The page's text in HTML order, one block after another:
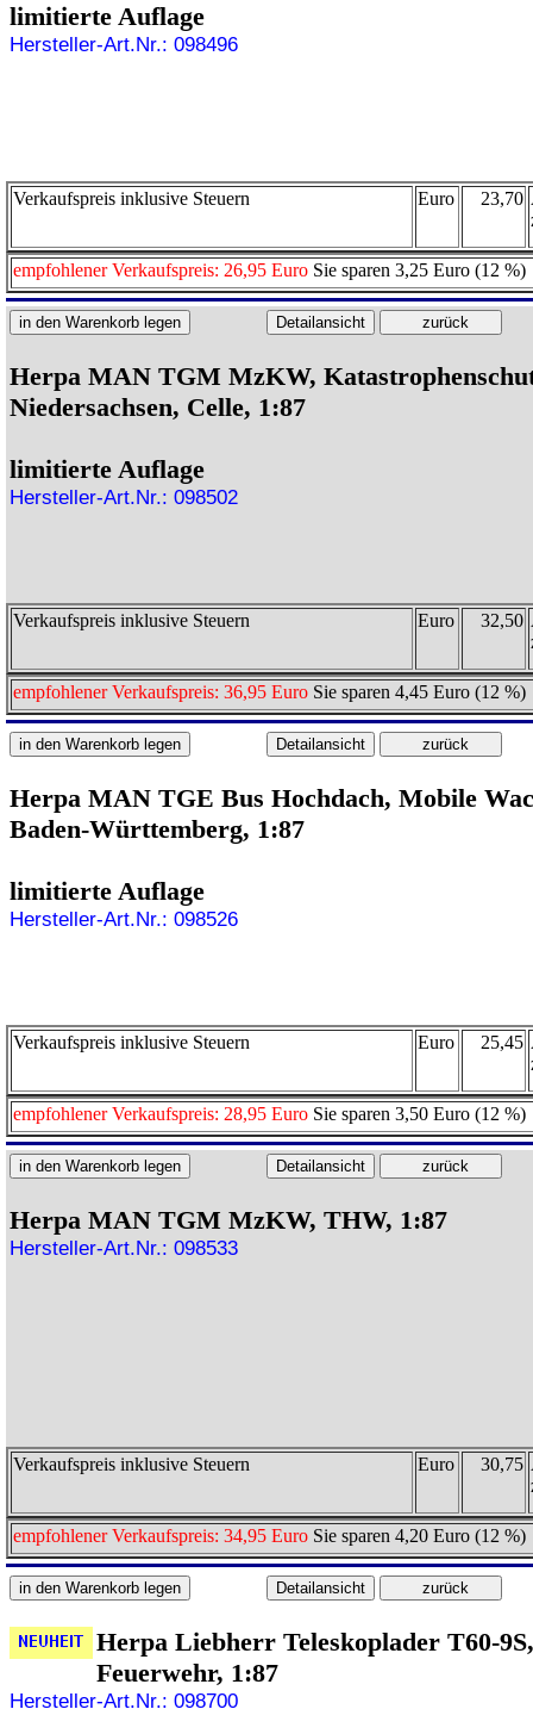
limitierte Auflage
Hersteller-Art.Nr.: 098496
Verkaufspreis inklusive Steuern Euro 23,70
empfohlener Verkaufspreis: 26,95 Euro Sie sparen 3,25 Euro (12 %)
Herpa MAN TGM MzKW,
Niedersachsen, Celle, 1:87
limitierte Auflage
Hersteller-Art.Nr.: 098502
Verkaufspreis inklusive Steuern Euro 32,50
empfohlener Verkaufspreis: 36,95 Euro Sie sparen 4,45 Euro (12 %)
Herpa MAN TGE Bus Hochdach, Mobile
Baden-Württemberg, 1:87
limitierte Auflage
Hersteller-Art.Nr.: 098526
Verkaufspreis inklusive Steuern Euro 25,45
empfohlener Verkaufspreis: 28,95 Euro Sie sparen 3,50 Euro (12 %)
Herpa MAN TGM MzKW, THW, 1:87
Hersteller-Art.Nr.: 098533
Verkaufspreis inklusive Steuern Euro 30,75
empfohlener Verkaufspreis: 34,95 Euro Sie sparen 4,20 Euro (12 %)
Herpa Liebherr Teleskoplader T60-9S,
Feuerwehr, 1:87
Hersteller-Art.Nr.: 098700